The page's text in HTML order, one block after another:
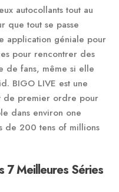
autocollants tout au
que tout se passe
application géniale pour
pour rencontrer des
de fans, même si elle
BIGO LIVE est une
de premier ordre pour
dans environ one
de 200 tens of millions
7 Meilleures Séries